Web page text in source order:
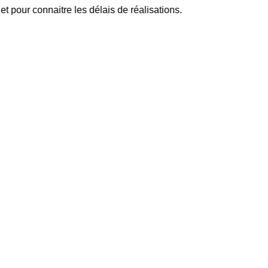
pour connaitre les délais de réalisations.